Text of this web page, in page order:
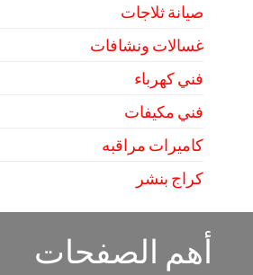
صيانة ثلاجات
غسالات ونشافات
فني كهرباء
فني مكيفات
كاميرات مراقبه
كراج بنشر
أهم الصفحات